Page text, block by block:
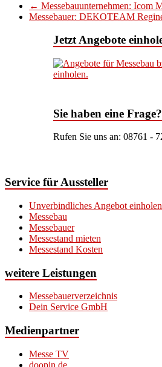
← Messebauunternehmen: Icom
Messebauer: DEKOTEAM
Jetzt Angebote
Sie haben eine Frage?
Rufen Sie uns an: 08761 -
Service für Aussteller
Unverbindliches Angebot einholen
Messebau
Messebauer
Messestand mieten
Messestand Kosten
weitere Leistungen
Messebauerverzeichnis
Dein Service GmbH
Medienpartner
Messe TV
doopin.de